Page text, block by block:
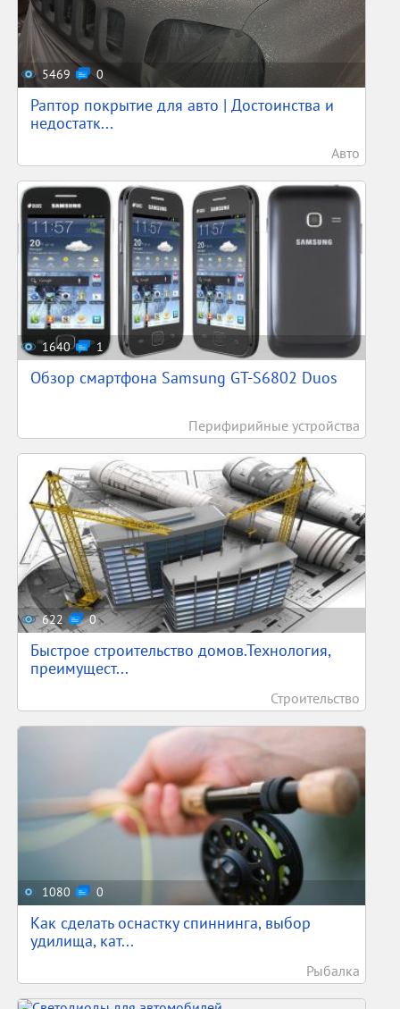
5469 0
Раптор покрытие для авто | Достоинства и
недостатк...
Авто
1640 1
Обзор смартфона Samsung GT-S6802 Duos
Перифирийные устройства
622 0
Быстрое строительство домов.Технология,
преимущест...
Строительство
1080 0
Как сделать оснастку спиннинга, выбор
удилища, кат...
Рыбалка